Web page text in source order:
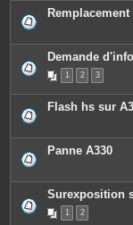
Demande
1 2 3
Flash hs sur
Panne A330
Surexposition
1 2